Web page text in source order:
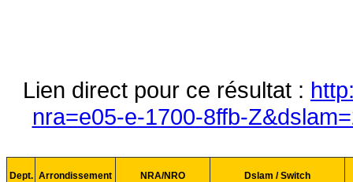
Lien direct pour ce résultat :
nra=e05-e-1700-8ffb-
Dept. Arrondissement NRA/NRO Dslam / Switch